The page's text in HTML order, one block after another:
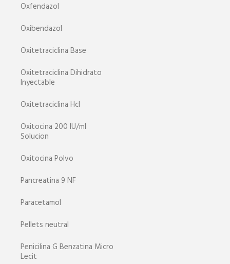
Oxfendazol
Oxibendazol
Oxitetraciclina Base
Oxitetraciclina Dihidrato
Inyectable
Oxitetraciclina Hcl
Oxitocina 200 IU/ml
Solucion
Oxitocina Polvo
Pancreatina 9 NF
Paracetamol
Pellets neutral
Penicilina G Benzatina Micro
Lecit